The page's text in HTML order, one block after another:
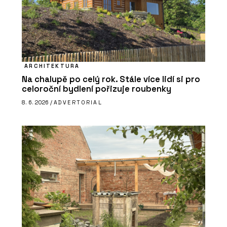
ARCHITEKTURA
Na chalupě po celý rok. Stále více lidí si pro
celoroční bydlení pořizuje roubenky
8. 6. 2026 / ADVERTORIAL